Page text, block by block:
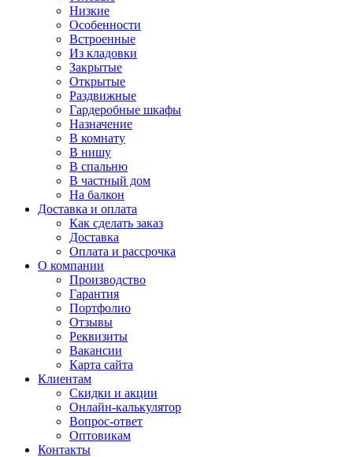
Низкие
Особенности
Встроенные
Из кладовки
Закрытые
Открытые
Раздвижные
Гардеробные шкафы
Назначение
В комнату
В нишу
В спальню
В частный дом
На балкон
Доставка и оплата
Как сделать заказ
Доставка
Оплата и рассрочка
О компании
Производство
Гарантия
Портфолио
Отзывы
Реквизиты
Вакансии
Карта сайта
Клиентам
Скидки и акции
Онлайн-калькулятор
Вопрос-ответ
Оптовикам
Контакты